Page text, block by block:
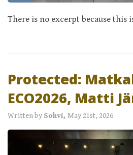
There is no excerpt because this
Protected:
ECO2026, Matti
Written by Sohvi, May 21st, 2026